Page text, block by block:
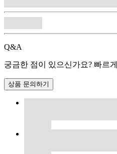
Q&A
궁금한 점이 있으신가요? 빠르
상품 문의하기